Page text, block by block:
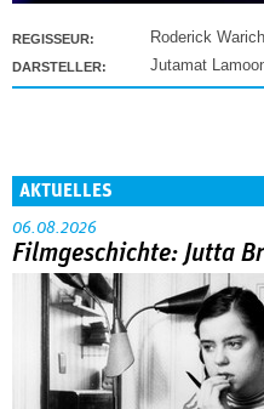
REGISSEUR: Roderick Warich
DARSTELLER: Jutamat
AKTUELLES
06.08.2026
Filmgeschichte: Jutta